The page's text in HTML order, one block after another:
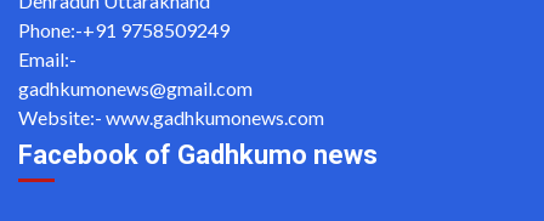
Phone:-+91 9758509249
Email:-
gadhkumonews@gmail.com
Website:- www.gadhkumonews.com
Facebook of Gadhkumo news